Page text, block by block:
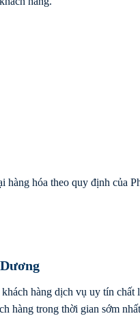
hàng hóa theo quy định của
hàng dịch vụ uy tín chất
hàng trong thời gian sớm